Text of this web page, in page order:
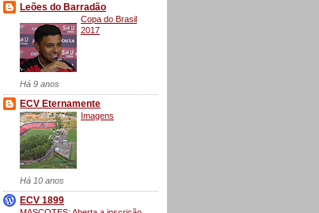
Leões do Barradão
Copa do Brasil
2017
Há 9 anos
ECV Eternamente
Imagens
Há 10 anos
ECV 1899